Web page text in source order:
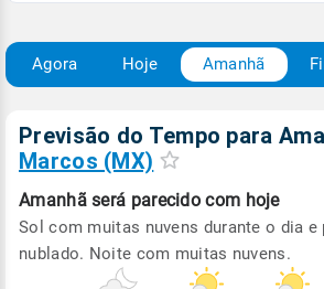
Agora Hoje Amanhã
Previsão do Tempo para
Marcos (MX)
Amanhã será parecido com hoje
Sol com muitas nuvens durante o dia e
nublado. Noite com muitas nuvens.